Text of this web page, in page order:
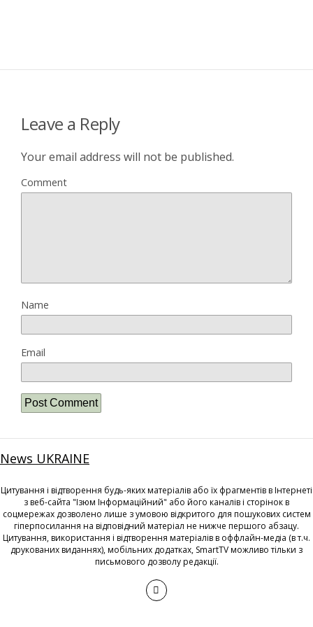
Leave a Reply
Your email address will not be published.
Comment
Name
Email
News UKRAINE
Цитування і відтворення будь-яких матеріалів або їх фрагментів в Інтернеті
з веб-сайта "Ізюм Інформаційний" або його каналів і сторінок в
соцмережах дозволено лише з умовою відкритого для пошукових систем
гіперпосилання на відповідний матеріал не нижче першого абзацу.
Цитування, використання і відтворення матеріалів в оффлайн-медіа (в т.ч.
друкованих виданнях), мобільних додатках, SmartTV можливо тільки з
письмового дозволу редакції.